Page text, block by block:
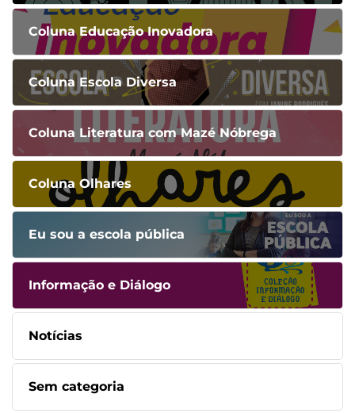
Coluna Educação Inovadora
Coluna Escola Diversa
Coluna Literatura com Mazé Nóbrega
Coluna Olhares
Eu sou a escola pública
Informação e Diálogo
Notícias
Sem categoria